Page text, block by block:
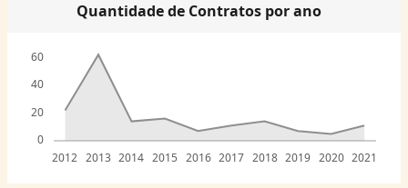
Quantidade de Contratos por ano
0
20
40
60
2012 2013 2014 2015 2016 2017 2018 2019 2020 2021